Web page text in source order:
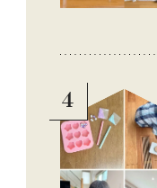
4